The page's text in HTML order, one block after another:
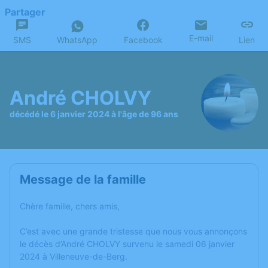
Partager
SMS WhatsApp Facebook E-mail Lien
André CHOLVY
décédé le 6 janvier 2024 à l'âge de 96 ans
Message de la famille
Chère famille, chers amis,
C’est avec une grande tristesse que nous vous annonçons
le décès d’André CHOLVY survenu le samedi 06 janvier
2024 à Villeneuve-de-Berg.